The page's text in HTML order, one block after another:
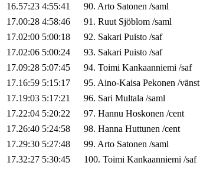
16.57:23 4:55:41 90. Arto Satonen /saml
17.00:28 4:58:46 91. Ruut Sjöblom /saml
17.02:00 5:00:18 92. Sakari Puisto /saf
17.02:06 5:00:24 93. Sakari Puisto /saf
17.09:28 5:07:45 94. Toimi Kankaanniemi /saf
17.16:59 5:15:17 95. Aino-Kaisa Pekonen /vänst
17.19:03 5:17:21 96. Sari Multala /saml
17.22:04 5:20:22 97. Hannu Hoskonen /cent
17.26:40 5:24:58 98. Hanna Huttunen /cent
17.29:30 5:27:48 99. Arto Satonen /saml
17.32:27 5:30:45 100. Toimi Kankaanniemi /saf